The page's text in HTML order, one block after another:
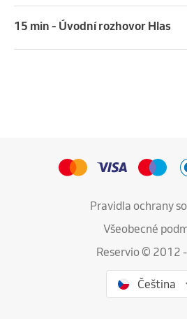
15 min - Úvodní rozhovor Hlas
Pravidla ochrany
Všeobecné
Reservio © 2012
Čeština